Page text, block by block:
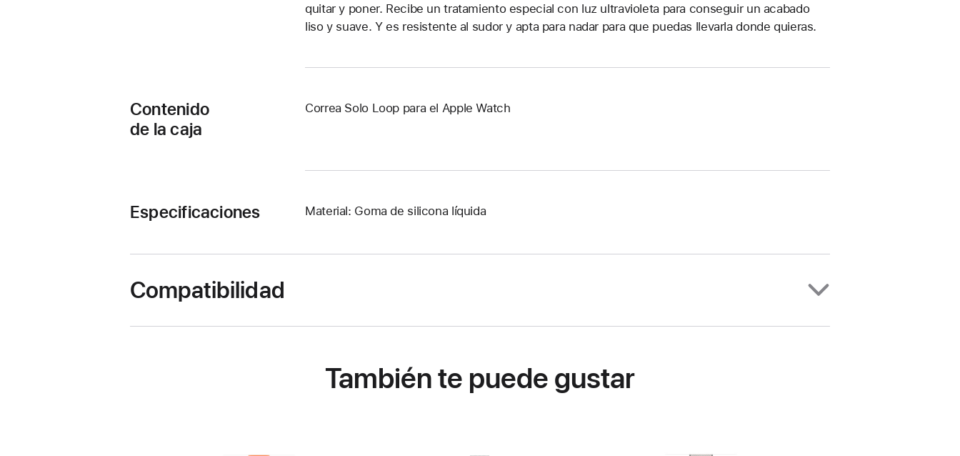
quitar y poner. Recibe un tratamiento especial con luz ultravioleta para conseguir un acabado
liso y suave. Y es resistente al sudor y apta para nadar para que puedas llevarla donde quieras.
Contenido
de la caja
Correa Solo Loop para el Apple Watch
Especificaciones Material: Goma de silicona líquida
Compatibilidad
También te puede gustar